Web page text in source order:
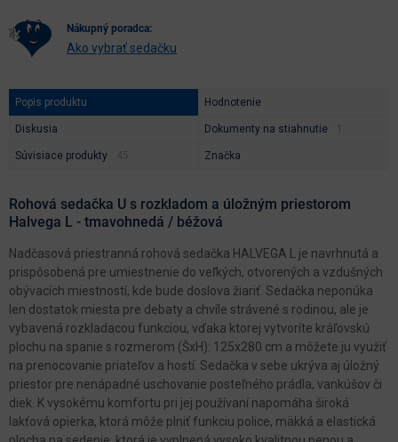
nákupný poradca:
Ako vybrať sedačku
Popis produktu Hodnotenie
Diskusia Dokumenty na stiahnutie
Súvisiace produkty Značka
Rohová sedačka U s rozkladom a úložným priestorom
Halvega L - tmavohnedá / béžová
Nadčasová priestranná rohová sedačka HALVEGA L je navrhnutá a
prispôsobená pre umiestnenie do veľkých, otvorených a vzdušných
obývacích miestností, kde bude doslova žiariť. Sedačka neponúka
len dostatok miesta pre debaty a chvíle strávené s rodinou, ale je
vybavená rozkladacou funkciou, vďaka ktorej vytvoríte kráľovskú
plochu na spanie s rozmerom (ŠxH): 125x280 cm a môžete ju využiť
na prenocovanie priateľov a hostí. Sedačka v sebe ukrýva aj úložný
priestor pre nenápadné uschovanie posteľného prádla, vankúšov či
diek. K vysokému komfortu pri jej používaní napomáha široká
lakťová opierka, ktorá môže plniť funkciu police, mäkká a elastická